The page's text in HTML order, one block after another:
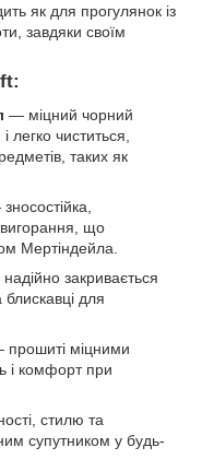
як для прогулянок із
завдяки своїм
— міцний чорний
легко чиститься,
таких як
вигорання, що
Мертіндейла.
закривається
для
міцними
і комфорт при
стилю та
супутником у будь-